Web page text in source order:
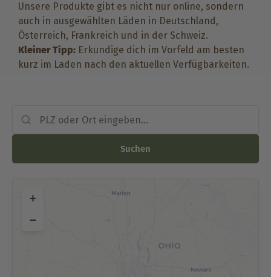
Unsere Produkte gibt es nicht nur online, sondern
auch in ausgewählten Läden in Deutschland,
Österreich, Frankreich und in der Schweiz.
Kleiner Tipp: Erkundige dich im Vorfeld am besten
kurz im Laden nach den aktuellen Verfügbarkeiten.
Suchen
+
−